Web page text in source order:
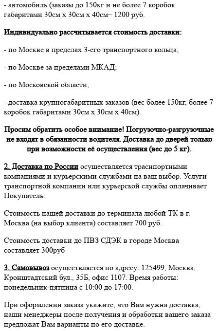
- автомобиль (заказы до 150кг и не более 7 коробок
габаритами 30см х 30см х 40см– 1200 руб.
Индивидуально рассчитывается стоимость доставки:
- по Москве в пределах 3-его транспортного кольца;
- по Москве за пределами МКАД;
- по Московской области;
- доставка крупногабаритных заказов (вес более 150кг, более 7
коробок габаритами 30см х 30см х 40см).
Просим обратить особое внимание! Погрузочно-разгрузочные
не входят в обязанности водителя. Доставка до дверей только
при возможности её осуществления (вес до 5 кг).
2. Доставка по России осуществляется траснпортными
компаниями и курьерскими службами на ваш выбор. Услуги
транспортной компании или курьерской службы оплачивает
Покупатель.
Стоимость нашей доставки до терминала любой ТК в г.
Москва (на выбор клиента) составляет 700 руб.
Стоимость доставки до ПВЗ СДЭК в городе Москва
составляет 300руб
3. Самовывозосуществляется по адресу: 125499, Москва,
Кронштадтский бул., 35Б, офис 1107. Время работы:
понедельник-пятница с 10:00 до 17:00.
При оформлении заказа укажите, что Вам нужна доставка,
наши менеджеры после получения и обработки вашего заказа
предложат Вам варианты по его доставке.